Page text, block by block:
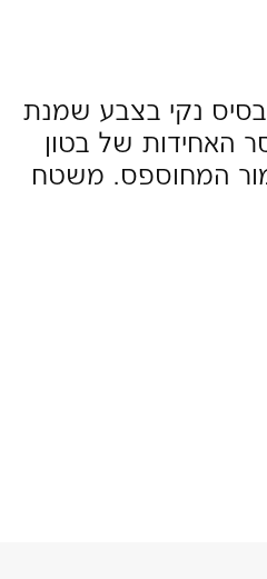
בסיס נקי בצבע שמנת
האחידות של בטון
המחוספס. משטח